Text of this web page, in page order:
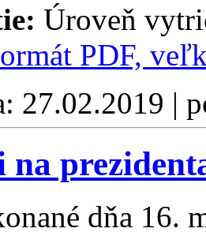
Úroveň
PDF,
27.02.2019 |
dňa 16.